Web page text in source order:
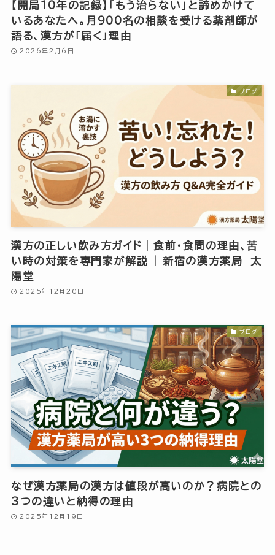
【開局10年の記録】「もう治らない」と諦めかけて
いるあなたへ。月900名の相談を受ける薬剤師が
語る、漢方が「届く」理由
2026年2月6日
ブログ
漢方の正しい飲み方ガイド｜食前・食間の理由、苦
い時の対策を専門家が解説 | 新宿の漢方薬局 太
陽堂
2025年12月20日
ブログ
なぜ漢方薬局の漢方は値段が高いのか？病院との
3つの違いと納得の理由
2025年12月19日